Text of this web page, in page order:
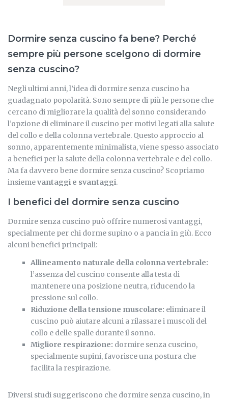
Dormire senza cuscino fa bene? Perché
sempre più persone scelgono di dormire
senza cuscino?
Negli ultimi anni, l’idea di dormire senza cuscino ha
guadagnato popolarità. Sono sempre di più le persone che
cercano di migliorare la qualità del sonno considerando
l’opzione di eliminare il cuscino per motivi legati alla salute
del collo e della colonna vertebrale. Questo approccio al
sonno, apparentemente minimalista, viene spesso associato
a benefici per la salute della colonna vertebrale e del collo.
Ma fa davvero bene dormire senza cuscino? Scopriamo
insiemevantaggi e svantaggi.
I benefici del dormire senza cuscino
Dormire senza cuscino può offrire numerosi vantaggi,
specialmente per chi dorme supino o a pancia in giù. Ecco
alcuni benefici principali:
Allineamento naturale della colonna vertebrale:
l’assenza del cuscino consente alla testa di
mantenere una posizione neutra, riducendo la
pressione sul collo.
Riduzione della tensione muscolare: eliminare il
cuscino può aiutare alcuni a rilassare i muscoli del
collo e delle spalle durante il sonno.
Migliore respirazione: dormire senza cuscino,
specialmente supini, favorisce una postura che
facilita la respirazione.
Diversi studi suggeriscono che dormire senza cuscino, in